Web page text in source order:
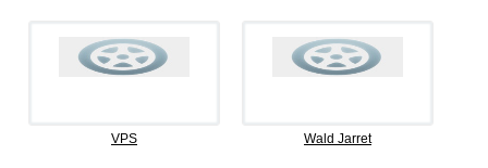
VPS Wald Jarret